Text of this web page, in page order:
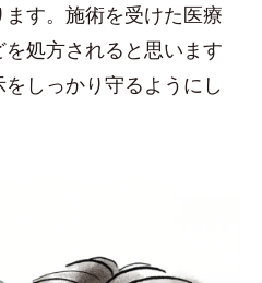
す。施術を受けた医療
処方されると思います
しっかり守るようにし